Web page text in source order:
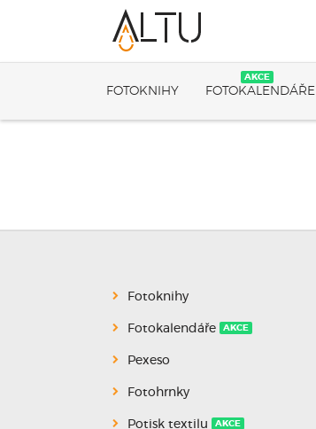
FOTOKNIHY FOTOKALENDÁŘE
AKCE
Fotoknihy
Fotokalendáře AKCE
Pexeso
Fotohrnky
Potisk textilu AKCE